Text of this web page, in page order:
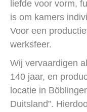
liefde voor vorm,
is om kamers
Voor een
werksfeer.
Wij vervaardigen
140 jaar, en
locatie in
Duitsland”.